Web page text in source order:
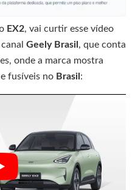
EX2, vai curtir esse vídeo
Geely Brasil , que conta
onde a marca mostra
fusíveis no Brasil :